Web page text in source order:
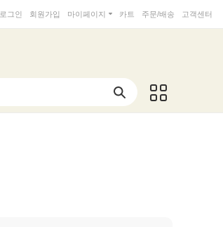
로그인 회원가입 마이페이지 카트 주문/배송 고객센터